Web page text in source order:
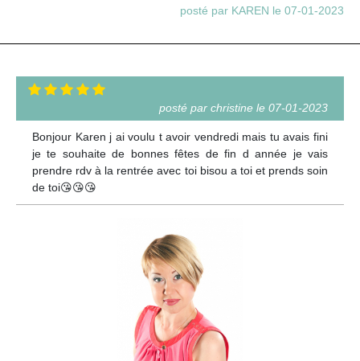
posté par KAREN le 07-01-2023
posté par christine le 07-01-2023
Bonjour Karen j ai voulu t avoir vendredi mais tu avais fini
je te souhaite de bonnes fêtes de fin d année je vais
prendre rdv à la rentrée avec toi bisou a toi et prends soin
de toi😘😘😘